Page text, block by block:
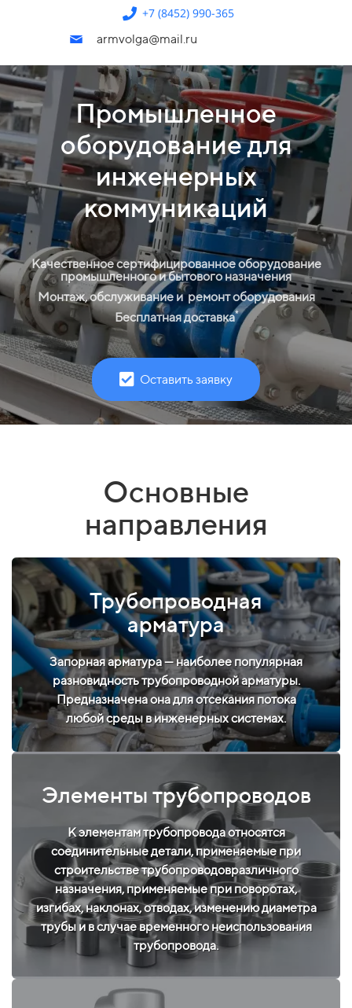
+7 (8452) 990-365
armvolga@mail.ru
Промышленное
оборудование для
инженерных
коммуникаций
Качественное сертифицированное оборудование
промышленного и бытового назначения
Монтаж, обслуживание и ремонт оборудования
Бесплатная доставка*
Оставить заявку
Основные
направления
Трубопроводная
арматура
Запорная арматура — наиболее популярная
разновидность трубопроводной арматуры.
Предназначена она для отсекания потока
любой среды в инженерных системах.
Элементы трубопроводов
К элементам трубопровода относятся
соединительные детали, применяемые при
строительстве трубопроводовразличного
назначения, применяемые при поворотах,
изгибах, наклонах, отводах, изменению диаметра
трубы и в случае временного неиспользования
трубопровода.